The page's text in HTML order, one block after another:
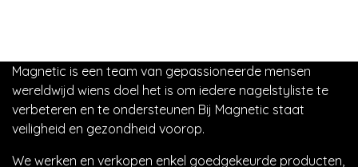
Magnetic is een team van gepassioneerde mensen
wereldwijd wiens doel het is om iedere nagelstyliste te
verbeteren en te ondersteunen Bij Magnetic staat
veiligheid en gezondheid voorop.
We werken en verkopen enkel goedgekeurde producten,